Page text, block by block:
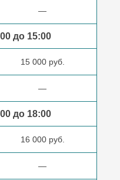
—
до 15:00
15 000 руб.
—
до 18:00
16 000 руб.
—